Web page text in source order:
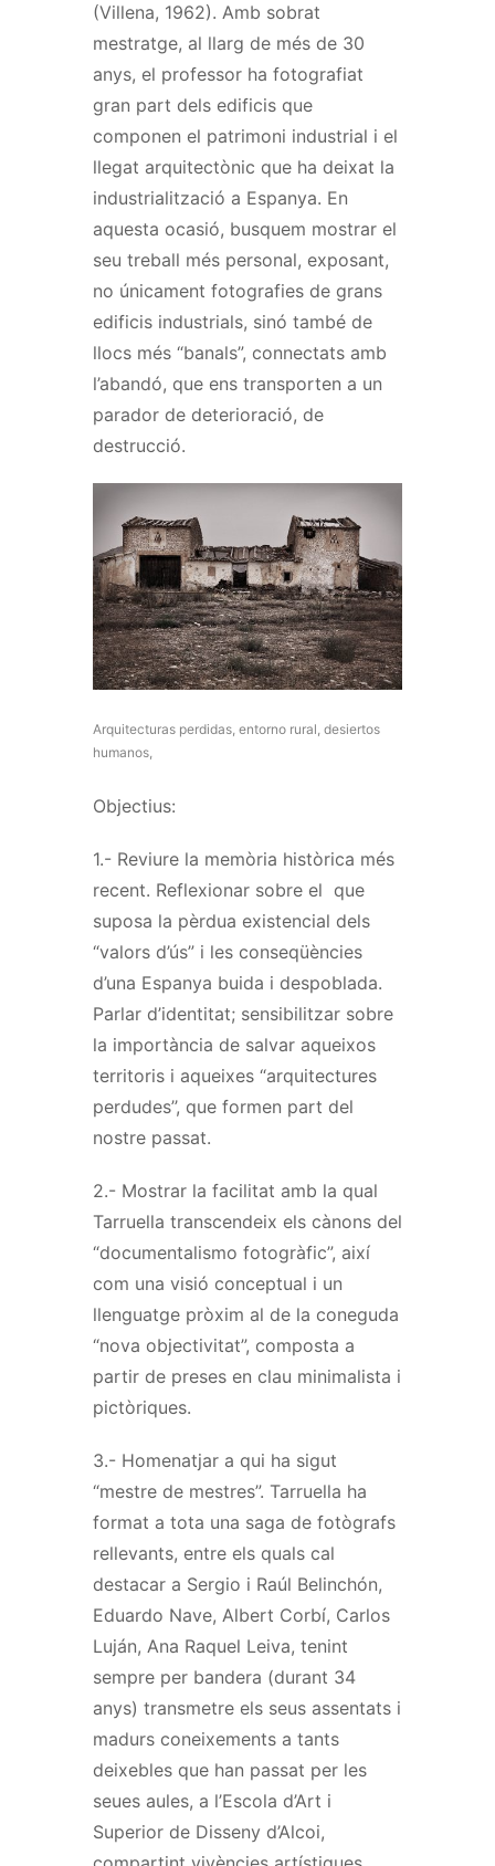
(Villena, 1962). Amb sobrat
mestratge, al llarg de més de 30
anys, el professor ha fotografiat
gran part dels edificis que
componen el patrimoni industrial i el
llegat arquitectònic que ha deixat la
industrialització a Espanya. En
aquesta ocasió, busquem mostrar el
seu treball més personal, exposant,
no únicament fotografies de grans
edificis industrials, sinó també de
llocs més “banals”, connectats amb
l’abandó, que ens transporten a un
parador de deterioració, de
destrucció.
Arquitecturas perdidas, entorno rural, desiertos
humanos,
Objectius:
1.- Reviure la memòria històrica més
recent. Reflexionar sobre el que
suposa la pèrdua existencial dels
“valors d’ús” i les conseqüències
d’una Espanya buida i despoblada.
Parlar d’identitat; sensibilitzar sobre
la importància de salvar aqueixos
territoris i aqueixes “arquitectures
perdudes’’, que formen part del
nostre passat.
2.- Mostrar la facilitat amb la qual
Tarruella transcendeix els cànons del
“documentalismo fotogràfic”, així
com una visió conceptual i un
llenguatge pròxim al de la coneguda
“nova objectivitat”, composta a
partir de preses en clau minimalista i
pictòriques.
3.- Homenatjar a qui ha sigut
“mestre de mestres”. Tarruella ha
format a tota una saga de fotògrafs
rellevants, entre els quals cal
destacar a Sergio i Raúl Belinchón,
Eduardo Nave, Albert Corbí, Carlos
Luján, Ana Raquel Leiva, tenint
sempre per bandera (durant 34
anys) transmetre els seus assentats i
madurs coneixements a tants
deixebles que han passat per les
seues aules, a l’Escola d’Art i
Superior de Disseny d’Alcoi,